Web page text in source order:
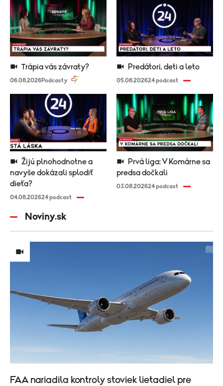
Trápia vás závraty?
06.08.2026Podcasty
Predátori, deti a leto
05.08.202624 podcast
navyše dokázali splodiť
dieťa?
04.08.202624 podcast
predsa dočkali
03.08.202624 podcast
Noviny.sk
FAA nariadila kontroly stoviek lietadiel pre